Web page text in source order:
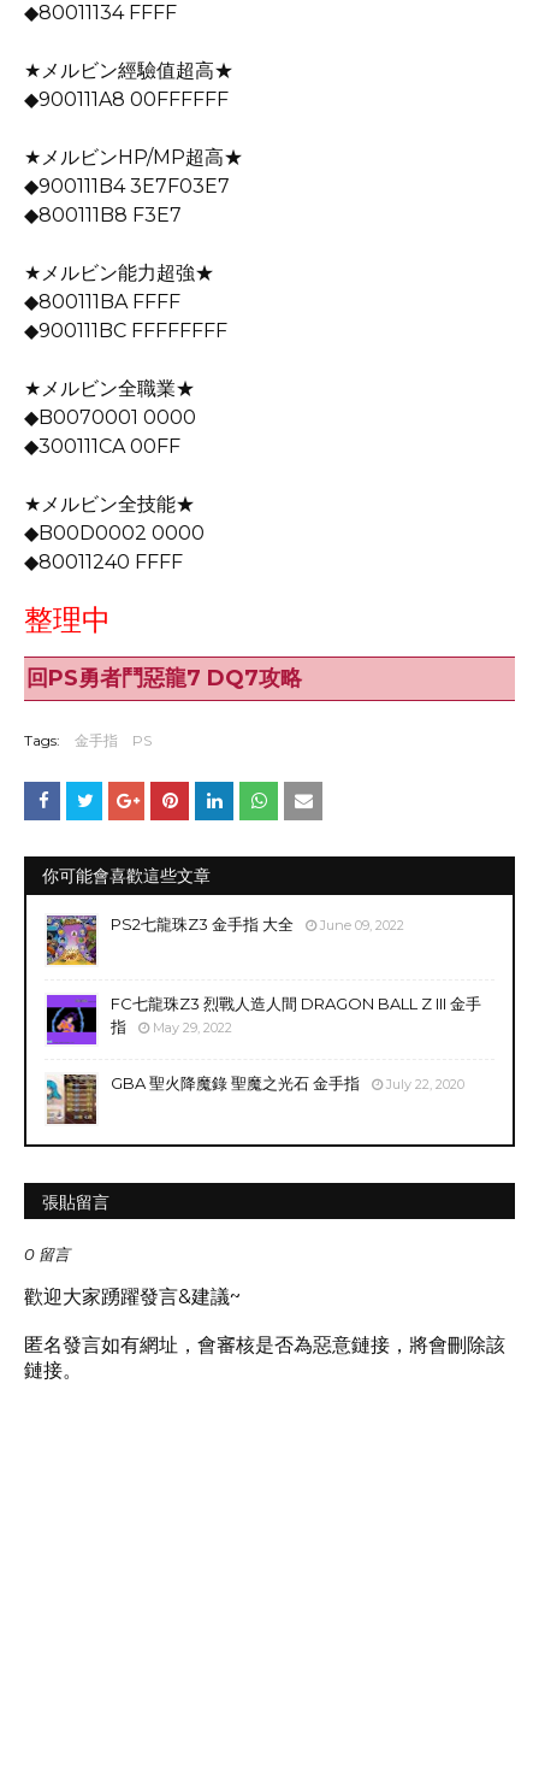
◆80011134 FFFF
★メルビン經驗值超高★
◆900111A8 00FFFFFF
★メルビンHP/MP超高★
◆900111B4 3E7F03E7
◆800111B8 F3E7
★メルビン能力超強★
◆800111BA FFFF
◆900111BC FFFFFFFF
★メルビン全職業★
◆B0070001 0000
◆300111CA 00FF
★メルビン全技能★
◆B00D0002 0000
◆80011240 FFFF
整理中
回PS勇者鬥惡龍7 DQ7攻略
Tags: 金手指 PS
你可能會喜歡這些文章
PS2七龍珠Z3 金手指 大全 June 09, 2022
FC七龍珠Z3 烈戰人造人間 DRAGON BALL Z III 金手
指
May 29, 2022
GBA 聖火降魔錄 聖魔之光石 金手指 July 22, 2020
張貼留言
0 留言
歡迎大家踴躍發言&建議~
匿名發言如有網址，會審核是否為惡意鏈接，將會刪除該
鏈接。